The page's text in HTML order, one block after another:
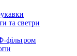
та светри
фільтром